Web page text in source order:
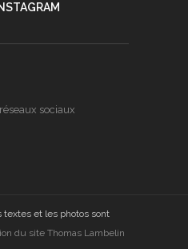
sociaux
textes et les photos sont
du site Thomas Lambelin